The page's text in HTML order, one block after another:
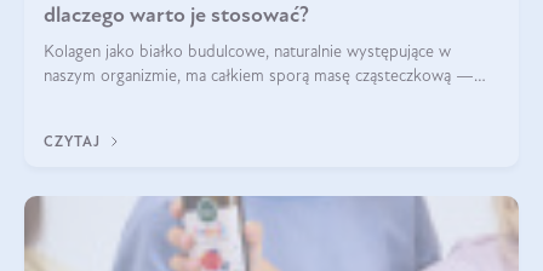
dlaczego warto je stosować?
Kolagen jako białko budulcowe, naturalnie występujące w
naszym organizmie, ma całkiem sporą masę cząsteczkową —
bardziej biodostępny
CZYTAJ